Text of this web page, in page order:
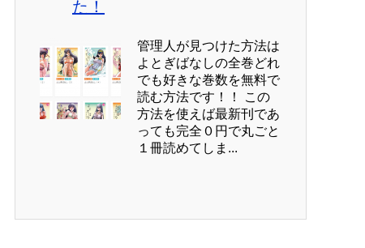
た！
管理人が見つけた方法は
よとぎばなしの全巻どれ
でも好きな巻数を無料で
読む方法です！！ この
方法を使えば最新刊であ
っても完全０円で丸ごと
１冊読めてしま...